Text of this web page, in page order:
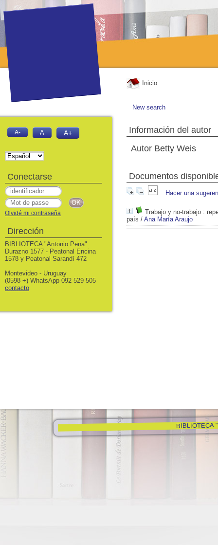
Inicio
New search
Información del autor
Autor Betty Weis
Documentos
Hacer una
Trabajo y no-trabajo :
país / Ana María Araujo
BIBLIOTECA
A- A A+
Conectarse
Olvidé mi contraseña
Dirección
BIBLIOTECA "Antonio Pena"
Durazno 1577 - Peatonal Encina
1578 y Peatonal Sarandí 472
Montevideo - Uruguay
(0598 +) WhatsApp 092 529 505
contacto